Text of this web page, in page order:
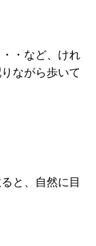
・など、けれ
ながら歩いて
と、自然に目